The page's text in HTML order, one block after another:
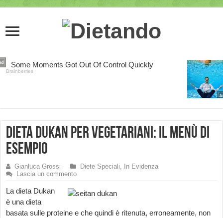
Dieta Dukan per Vegetariani: il Menù di
Esempio
Gianluca Grossi Diete Speciali,
In Evidenza
Lascia un commento
La dieta Dukan
è una dieta
basata sulle proteine e che quindi è ritenuta, erroneamente, non